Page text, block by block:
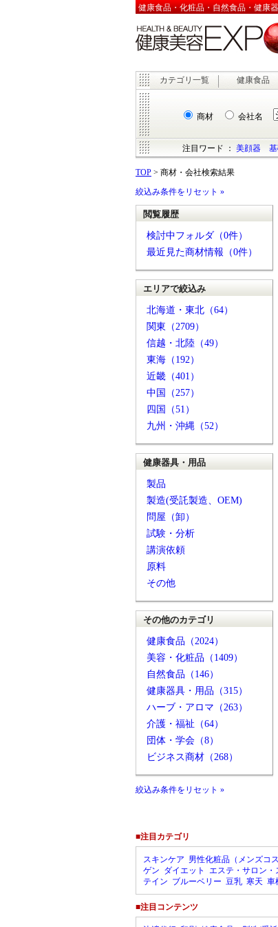
健康食品・化粧品・自然食品・健康
カテゴリ一覧 健康食品
商材 会社名
注目ワード ：美顔器
TOP > 商材・会社検索結果
絞込み条件をリセット »
閲覧履歴
検討中フォルダ（0件）
最近見た商材情報（0件）
エリアで絞込み
北海道・東北（64）
関東（2709）
信越・北陸（49）
東海（192）
近畿（401）
中国（257）
四国（51）
九州・沖縄（52）
健康器具・用品
製品
製造(受託製造、OEM)
問屋（卸）
試験・分析
講演依頼
原料
その他
その他のカテゴリ
健康食品（2024）
美容・化粧品（1409）
自然食品（146）
健康器具・用品（315）
ハーブ・アロマ（263）
介護・福祉（64）
団体・学会（8）
ビジネス商材（268）
絞込み条件をリセット »
■注目カテゴリ
スキンケア 男性化粧品（メンズコス
ゲン ダイエット エステ・サロン・
テイン ブルーベリー 豆乳 寒天 車
■注目コンテンツ